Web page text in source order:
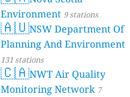
Environment 9 stations
🇦🇺NSW Department Of
Planning And Environment
131 stations
🇨🇦NWT Air Quality
Monitoring Network 7